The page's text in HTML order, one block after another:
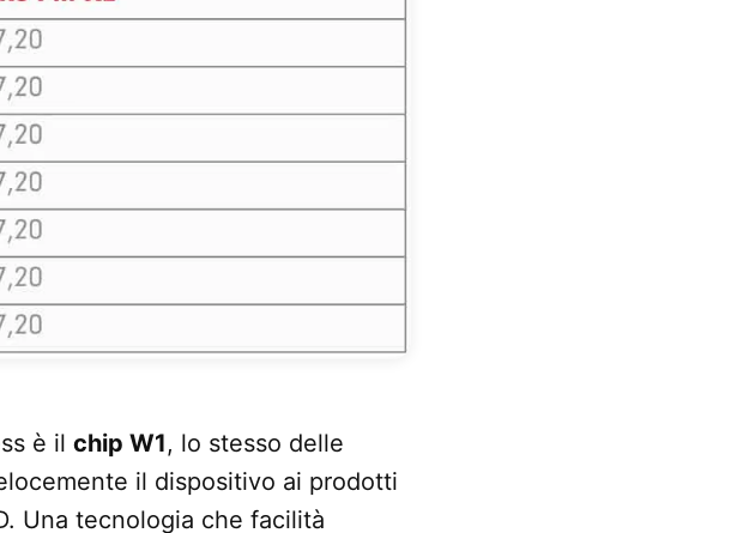
è il chip W1, lo stesso delle
il dispositivo ai prodotti
Una tecnologia che facilità